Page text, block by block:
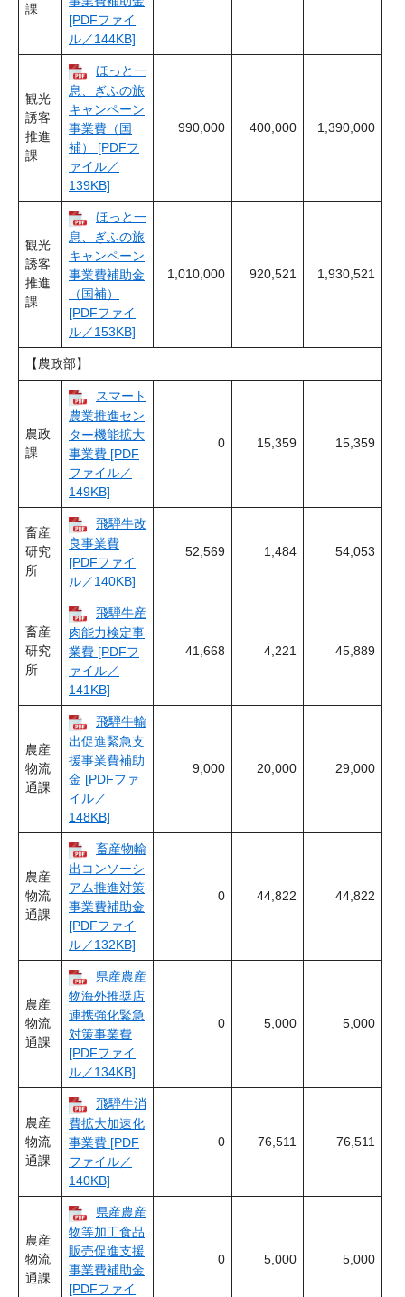
課
[PDFファイ
ル／144KB]
観光
誘客
推進
課
ほっと一
息、ぎふの旅
キャンペーン
事業費（国
補） [PDFフ
ァイル／
139KB]
990,000 400,000 1,390,000
観光
誘客
推進
課
ほっと一
息、ぎふの旅
キャンペーン
事業費補助金
（国補）
[PDFファイ
ル／153KB]
1,010,000 920,521 1,930,521
【農政部】
農政
課
スマート
農業推進セン
ター機能拡大
事業費 [PDF
ファイル／
149KB]
0 15,359 15,359
畜産
研究
所
飛騨牛改
良事業費
[PDFファイ
ル／140KB]
52,569 1,484 54,053
畜産
研究
所
飛騨牛産
肉能力検定事
業費 [PDFフ
ァイル／
141KB]
41,668 4,221 45,889
農産
物流
通課
飛騨牛輸
出促進緊急支
援事業費補助
金 [PDFファ
イル／
148KB]
9,000 20,000 29,000
農産
物流
通課
畜産物輸
出コンソーシ
アム推進対策
事業費補助金
[PDFファイ
ル／132KB]
0 44,822 44,822
農産
物流
通課
県産農産
物海外推奨店
連携強化緊急
対策事業費
[PDFファイ
ル／134KB]
0 5,000 5,000
農産
物流
通課
飛騨牛消
費拡大加速化
事業費 [PDF
ファイル／
140KB]
0 76,511 76,511
農産
物流
通課
県産農産
物等加工食品
販売促進支援
事業費補助金
[PDFファイ
0 5,000 5,000